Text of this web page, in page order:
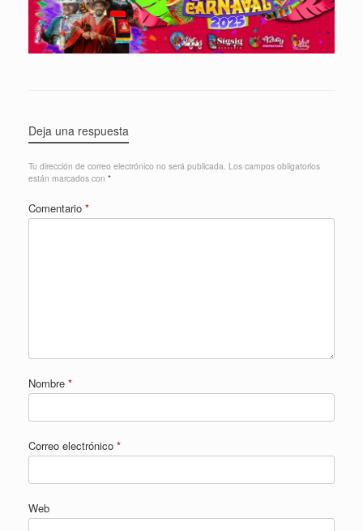
Deja una respuesta
Tu dirección de correo electrónico no será publicada. Los campos obligatorios
están marcados con *
Comentario *
Nombre *
Correo electrónico *
Web